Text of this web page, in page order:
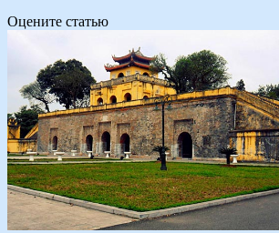
Оцените статью